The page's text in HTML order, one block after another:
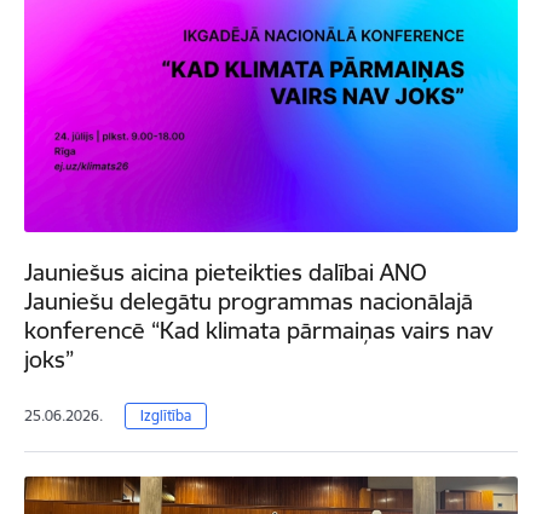
Jauniešus aicina pieteikties dalībai ANO
Jauniešu delegātu programmas nacionālajā
konferencē “Kad klimata pārmaiņas vairs nav
joks”
25.06.2026. Izglītība